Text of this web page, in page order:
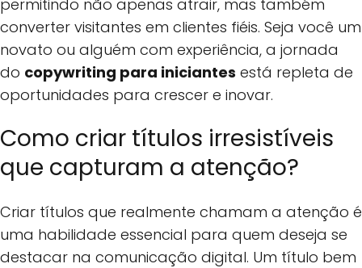
permitindo não apenas atrair, mas também
converter visitantes em clientes fiéis. Seja você um
novato ou alguém com experiência, a jornada
do copywriting para iniciantes está repleta de
oportunidades para crescer e inovar.
Como criar títulos irresistíveis
que capturam a atenção?
Criar títulos que realmente chamam a atenção é
uma habilidade essencial para quem deseja se
destacar na comunicação digital. Um título bem